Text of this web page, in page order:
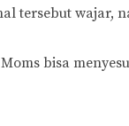
tersebut wajar,
bisa